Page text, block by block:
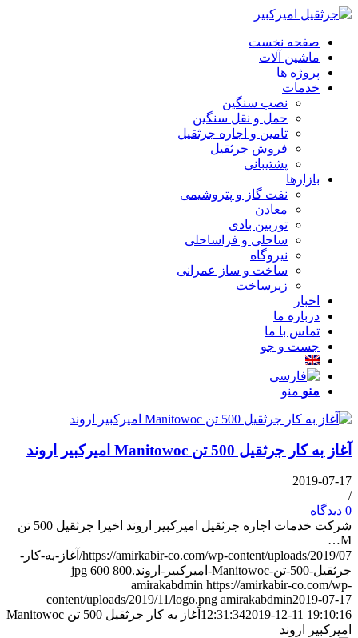
صفحه نخست
ماشین آلات
پروژه ها
خدمات
نصب سنگین
حمل و نقل سنگین
تامین و اجاره جرثقیل
فروش جرثقیل
پشتیبانی
بازارها
نفت گاز و پتروشیمی
معادن
توربین بادی
ساحلی و فراساحلی
نیروگاه
ساخت و ساز عمرانی
زیرساخت
اخبار
درباره ما
تماس با ما
جست و جو
منو منو
آغاز به کار جرثقیل 500 تن Manitowoc امیرکبیر اروند
2019-07-17
/
0 دیدگاه
شرکت خدمات اجاره جرثقیل امیرکبیر اروند اخیرا جرثقیل 500 تن
M…
https://amirkabir-co.com/wp-content/uploads/2019/07/آغاز-به-کار-
جرثقیل-500-تن-Manitowoc-امیرکبیر-اروند.jpg
600 800
amirakabdmin https://amirkabir-co.com/wp-
content/uploads/2019/11/logo.png amirakabdmin2019-07-17
12:31:342019-12-11 19:10:16
آغاز به کار جرثقیل 500 تن Manitowoc
امیرکبیر اروند